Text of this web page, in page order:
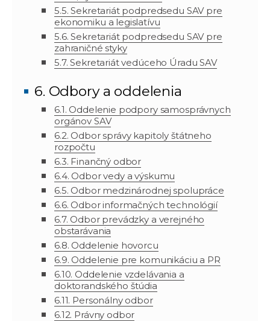
5.5. Sekretariát podpredsedu SAV pre
ekonomiku a legislatívu
5.6. Sekretariát podpredsedu SAV pre
zahraničné styky
5.7. Sekretariát vedúceho Úradu SAV
6. Odbory a oddelenia
6.1. Oddelenie podpory samosprávnych
orgánov SAV
6.2. Odbor správy kapitoly štátneho
rozpočtu
6.3. Finančný odbor
6.4. Odbor vedy a výskumu
6.5. Odbor medzinárodnej spolupráce
6.6. Odbor informačných technológií
6.7. Odbor prevádzky a verejného
obstarávania
6.8. Oddelenie hovorcu
6.9. Oddelenie pre komunikáciu a PR
6.10. Oddelenie vzdelávania a
doktorandského štúdia
6.11. Personálny odbor
6.12. Právny odbor